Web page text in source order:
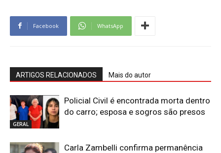
Facebook WhatsApp
ARTIGOS RELACIONADOS Mais do autor
GERAL
Policial Civil é encontrada morta dentro
do carro; esposa e sogros são presos
Carla Zambelli confirma permanência